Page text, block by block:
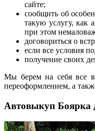
сайте;
сообщить об
такую услугу, как
при этом
договориться о
если все условия
получение своих
Мы берем на себя все
переоформлением, а
Автовыкуп Боярка